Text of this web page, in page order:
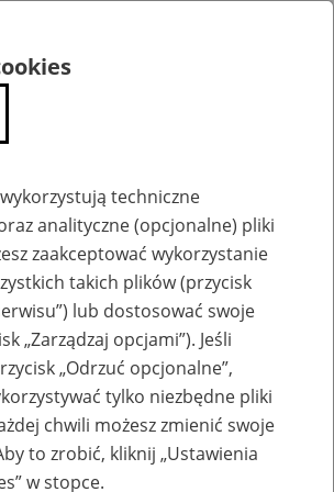
przy
do emerytury i
techniczne
analityczne (opcjonalne) pliki
zaakceptować wykorzystanie
takich plików (przycisk
lub dostosować swoje
„Zarządzaj opcjami”). Jeśli
„Odrzuć opcjonalne”,
tylko niezbędne pliki
chwili możesz zmienić swoje
to zrobić, kliknij „Ustawienia
w stopce.